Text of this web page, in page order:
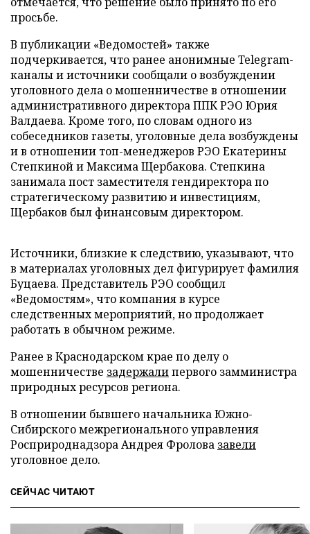
просьбе.
В публикации «Ведомостей» также
подчеркивается, что ранее анонимные Telegram-
каналы и источники сообщали о возбуждении
уголовного дела о мошенничестве в отношении
административного директора ППК РЭО Юрия
Валдаева. Кроме того, по словам одного из
собеседников газеты, уголовные дела возбуждены
и в отношении топ-менеджеров РЭО Екатерины
Степкиной и Максима Щербакова. Степкина
занимала пост заместителя гендиректора по
стратегическому развитию и инвестициям,
Щербаков был финансовым директором.
Источники, близкие к следствию, указывают, что
в материалах уголовных дел фигурирует фамилия
Буцаева. Представитель РЭО сообщил
«Ведомостям», что компания в курсе
следственных мероприятий, но продолжает
работать в обычном режиме.
Ранее в Краснодарском крае по делу о
мошенничестве задержалипервого замминистра
природных ресурсов региона.
В отношении бывшего начальника Южно-
Сибирского межрегионального управления
Росприроднадзора Андрея Фролова завели
уголовное дело.
СЕЙЧАС ЧИТАЮТ